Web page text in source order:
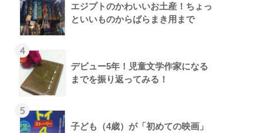
エジプトのかわいいお土産！ちょっ
といいものからばらまき用まで
4
デビュー5年！児童文学作家になる
までを振り返ってみる！
5
子ども（4歳）が「初めての映画」